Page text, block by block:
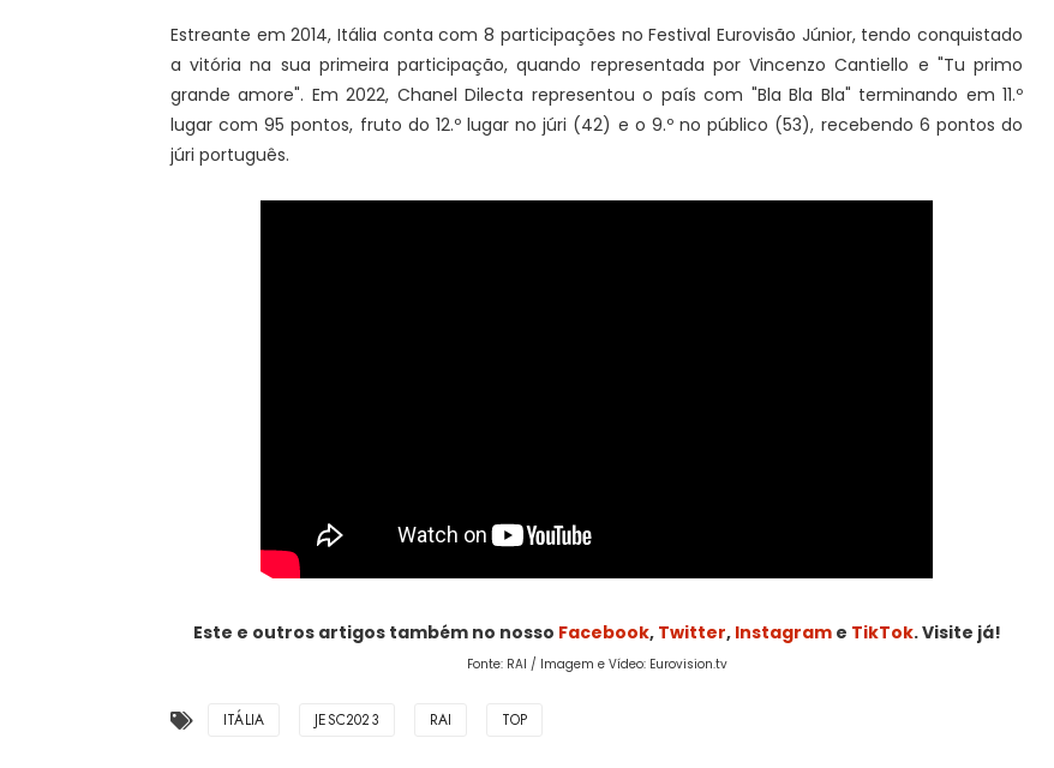
Estreante em 2014, Itália conta com 8 participações no Festival Eurovisão Júnior, tendo conquistado
a vitória na sua primeira participação, quando representada por Vincenzo Cantiello e "Tu primo
grande amore". Em 2022, Chanel Dilecta representou o país com "Bla Bla Bla" terminando em 11.º
lugar com 95 pontos, fruto do 12.º lugar no júri (42) e o 9.º no público (53), recebendo 6 pontos do
júri português.
Este e outros artigos também no nosso Facebook, Twitter, Instagrame TikTok. Visite já!
Fonte: RAI / Imagem e Vídeo: Eurovision.tv
ITÁLIA JESC2023 RAI TOP